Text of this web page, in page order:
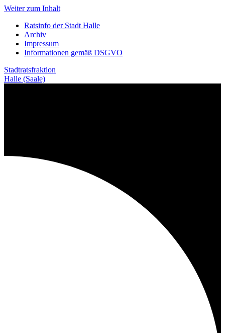
Weiter zum Inhalt
Ratsinfo der Stadt Halle
Archiv
Impressum
Informationen gemäß DSGVO
Stadtratsfraktion
Halle (Saale)